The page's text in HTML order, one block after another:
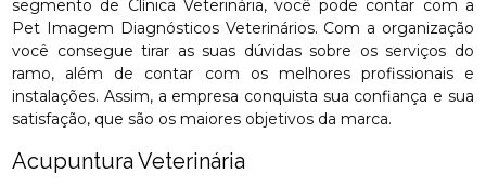
segmento de Clínica Veterinária, você pode contar com a
Pet Imagem Diagnósticos Veterinários. Com a organização
você consegue tirar as suas dúvidas sobre os serviços do
ramo, além de contar com os melhores profissionais e
instalações. Assim, a empresa conquista sua confiança e sua
satisfação, que são os maiores objetivos da marca.
Acupuntura Veterinária